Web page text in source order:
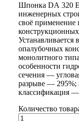
Шпонка DА 320
инженерных
своё
Устанавливается
опалубочных
монолитного
особенности
сечения —
разрыве —
классификация
Количество